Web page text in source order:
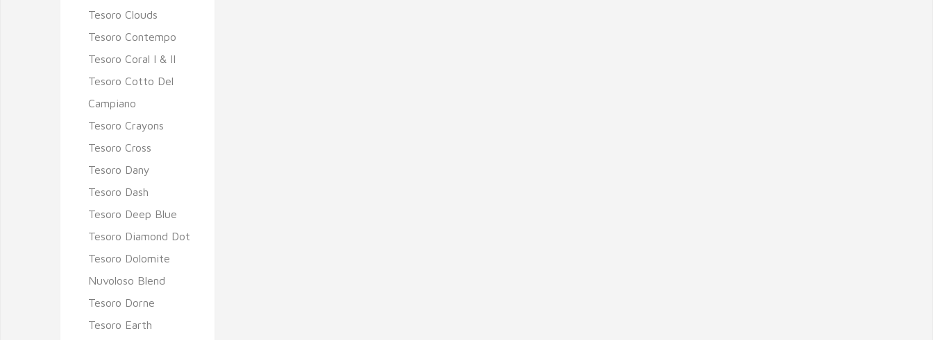
Tesoro Clouds
Tesoro Contempo
Tesoro Coral I & II
Tesoro Cotto Del
Campiano
Tesoro Crayons
Tesoro Cross
Tesoro Dany
Tesoro Dash
Tesoro Deep Blue
Tesoro Diamond Dot
Tesoro Dolomite
Nuvoloso Blend
Tesoro Dorne
Tesoro Earth